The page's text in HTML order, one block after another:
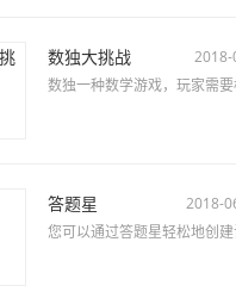
数独大挑战
2018-
数独一种数学游戏，玩家需
答题星
2018-
您可以通过答题星轻松地创